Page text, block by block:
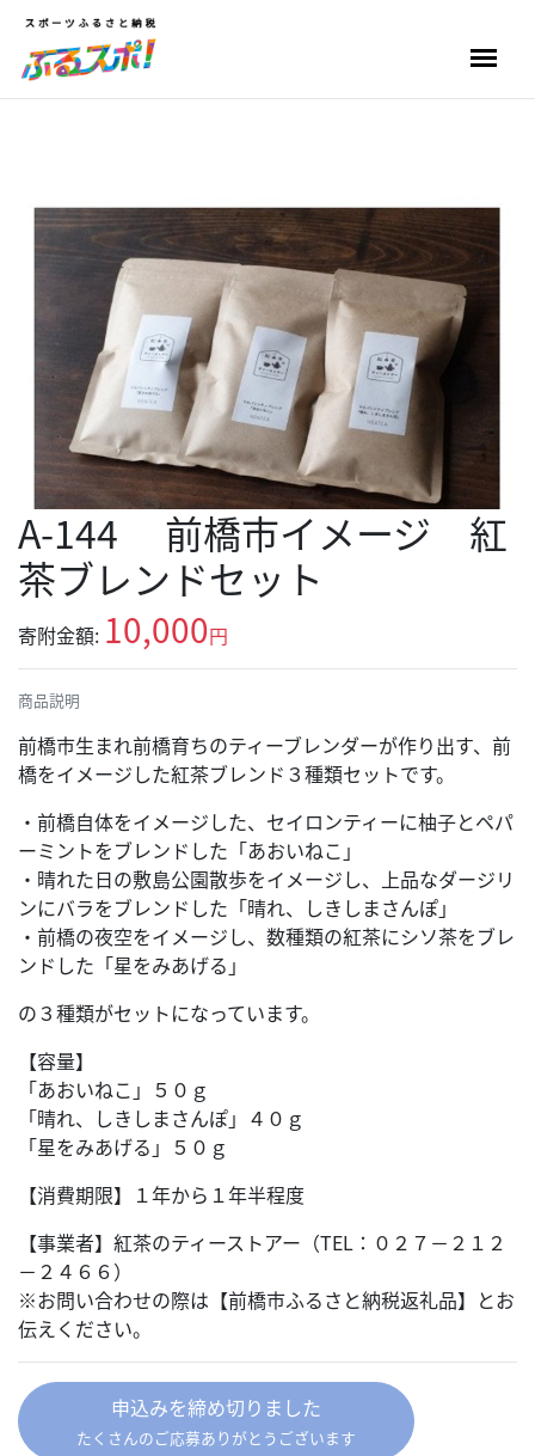
A-144 前橋市イメージ 紅
茶ブレンドセット
寄附金額: 10,000円
商品説明
前橋市生まれ前橋育ちのティーブレンダーが作り出す、前
橋をイメージした紅茶ブレンド３種類セットです。
・前橋自体をイメージした、セイロンティーに柚子とペパ
ーミントをブレンドした「あおいねこ」
・晴れた日の敷島公園散歩をイメージし、上品なダージリ
ンにバラをブレンドした「晴れ、しきしまさんぽ」
・前橋の夜空をイメージし、数種類の紅茶にシソ茶をブレ
ンドした「星をみあげる」
の３種類がセットになっています。
【容量】
「あおいねこ」５０ｇ
「晴れ、しきしまさんぽ」４０ｇ
「星をみあげる」５０ｇ
【消費期限】１年から１年半程度
【事業者】紅茶のティーストアー（TEL：０２７－２１２
－２４６６）
※お問い合わせの際は【前橋市ふるさと納税返礼品】とお
伝えください。
申込みを締め切りました
たくさんのご応募ありがとうございます